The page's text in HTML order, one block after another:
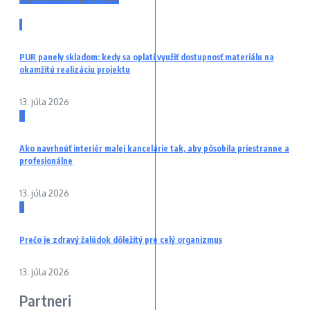
1
PUR panely skladom: kedy sa oplatí využiť dostupnosť materiálu na
okamžitú realizáciu projektu
13. júla 2026
2
Ako navrhnúť interiér malej kancelárie tak, aby pôsobila priestranne a
profesionálne
13. júla 2026
3
Prečo je zdravý žalúdok dôležitý pre celý organizmus
13. júla 2026
Partneri